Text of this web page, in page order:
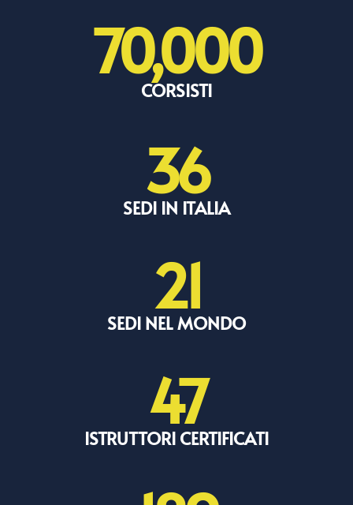
CORSISTI
70,000
SEDI IN ITALIA
36
SEDI NEL MONDO
21
ISTRUTTORI CERTIFICATI
47